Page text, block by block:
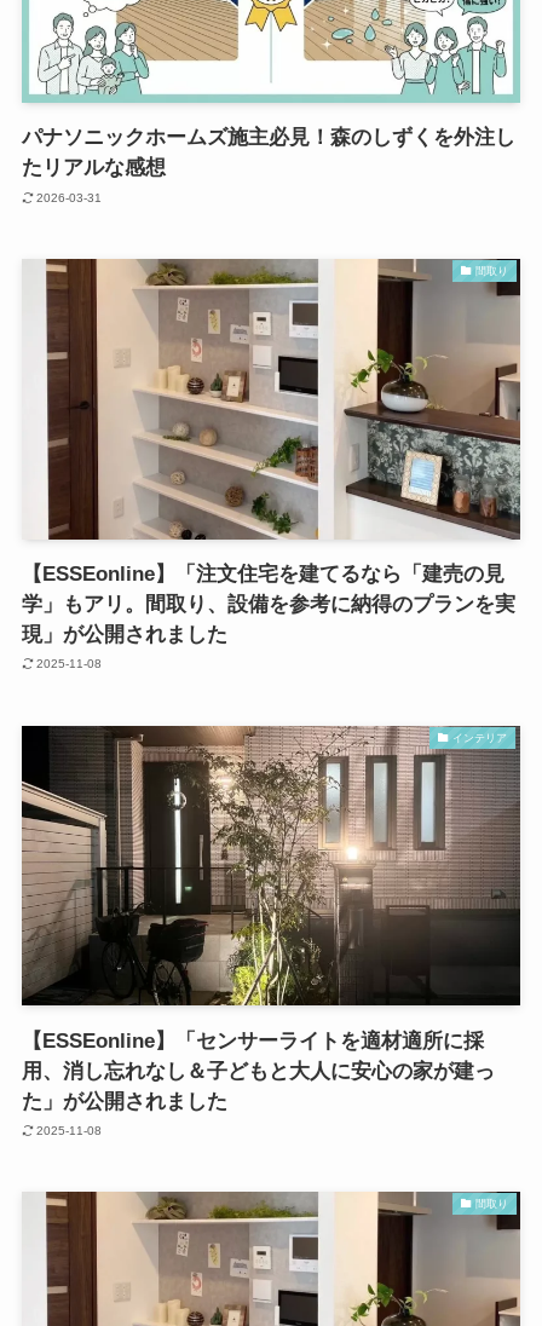
パナソニックホームズ施主必見！森のしずくを外注し
たリアルな感想
2026-03-31
間取り
【ESSEonline】「注文住宅を建てるなら「建売の見
学」もアリ。間取り、設備を参考に納得のプランを実
現」が公開されました
2025-11-08
インテリア
【ESSEonline】「センサーライトを適材適所に採
用、消し忘れなし＆子どもと大人に安心の家が建っ
た」が公開されました
2025-11-08
間取り